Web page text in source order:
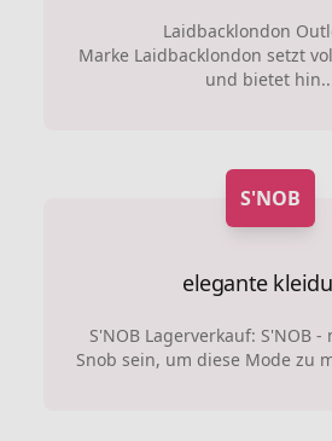
Laidbacklondon
Marke Laidbacklondon setzt
und bietet
S'NOB
elegante
S'NOB Lagerverkauf: S'NOB
Snob sein, um diese Mode zu